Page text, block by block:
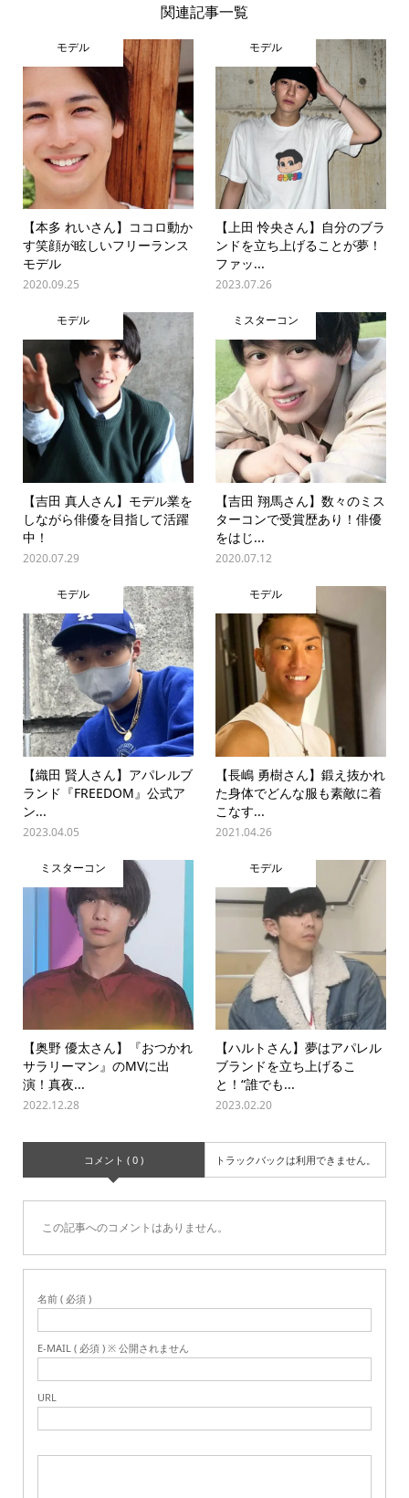
関連記事一覧
モデル
【本多 れいさん】ココロ動か
す笑顔が眩しいフリーランス
モデル
2020.09.25
モデル
【上田 怜央さん】自分のブラ
ンドを立ち上げることが夢！
ファッ...
2023.07.26
モデル
【吉田 真人さん】モデル業を
しながら俳優を目指して活躍
中！
2020.07.29
ミスターコン
【吉田 翔馬さん】数々のミス
ターコンで受賞歴あり！俳優
をはじ...
2020.07.12
モデル
【織田 賢人さん】アパレルブ
ランド『FREEDOM』公式ア
ン...
2023.04.05
モデル
【長嶋 勇樹さん】鍛え抜かれ
た身体でどんな服も素敵に着
こなす...
2021.04.26
ミスターコン
【奥野 優太さん】『おつかれ
サラリーマン』のMVに出
演！真夜...
2022.12.28
モデル
【ハルトさん】夢はアパレル
ブランドを立ち上げるこ
と！“誰でも...
2023.02.20
コメント ( 0 ) トラックバックは利用できません。
この記事へのコメントはありません。
名前 ( 必須 )
E-MAIL ( 必須 ) ※ 公開されません
URL